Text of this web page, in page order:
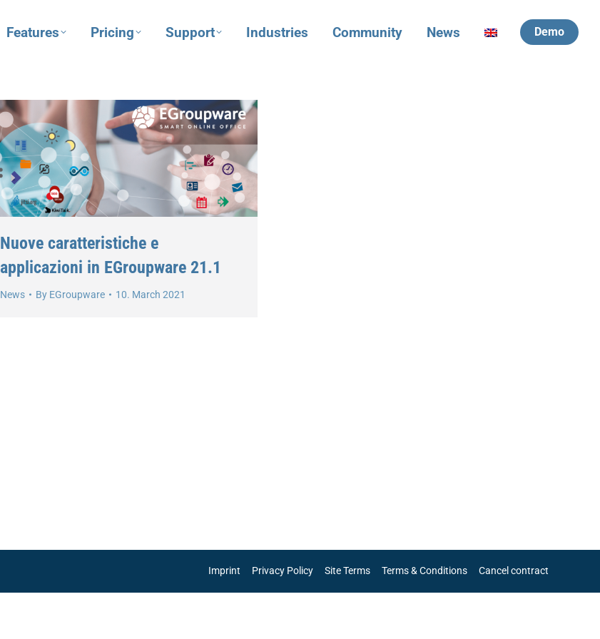
Features Pricing Support Industries Community News Demo
Nuove caratteristiche e
applicazioni in EGroupware 21.1
News By EGroupware 10. March 2021
Imprint Privacy Policy Site Terms Terms & Conditions Cancel contract